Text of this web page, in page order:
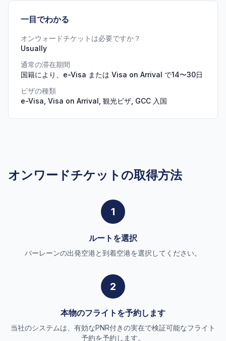
一目でわかる
オンウォードチケットは必要ですか？
Usually
通常の滞在期間
国籍により、e-Visa または Visa on Arrival で14〜30日
ビザの種類
e-Visa, Visa on Arrival, 観光ビザ, GCC 入国
オンワードチケットの取得方法
1
ルートを選択
バーレーンの出発空港と到着空港を選択してください。
2
本物のフライトを予約します
当社のシステムは、有効なPNR付きの実在で検証可能なフライト
予約を予約します。